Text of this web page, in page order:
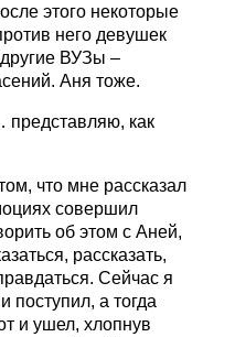
этого некоторые
него девушек
ВУЗы –
Аня тоже.
представляю, как
что мне рассказал
совершил
об этом с Аней,
рассказать,
Сейчас я
поступил, а тогда
и ушел, хлопнув